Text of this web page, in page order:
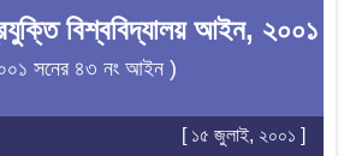
বিশ্ববিদ্যালয় আইন, ২০০১
সনের ৪৩ নং আইন )
[ ১৫ জুলাই, ২০০১ ]